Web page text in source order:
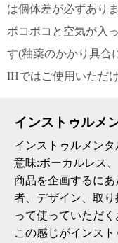
函 330
5,500
円以
上 無
料
は個体差が必ずあり
ボコボコと空気が入
す(釉薬のかかり具合
IHではご使用いただ
インストゥルメ
インストゥルメンタ
意味:ボーカルレス
商品を企画するに
者、デザイン、取
って使っていただく
この感じがインス